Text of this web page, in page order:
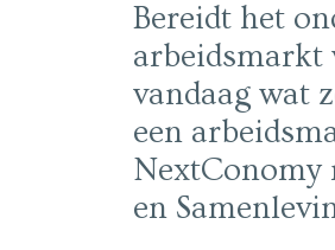
Bereidt het
arbeidsmarkt
vandaag wat
een
NextConomy
en